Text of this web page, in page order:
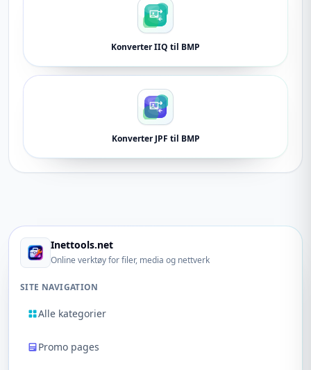
Konverter IIQ til BMP
Konverter JPF til BMP
Inettools.net
Online verktøy for filer, media og nettverk
SITE NAVIGATION
Alle kategorier
Promo pages